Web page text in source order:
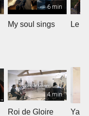
6 min
My soul sings Le
4 min
Roi de Gloire